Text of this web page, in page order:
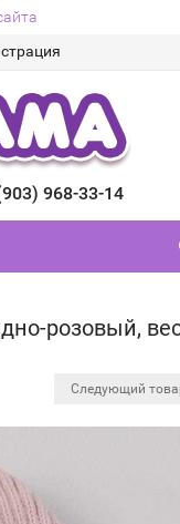
968-33-14
розовый,
Следующий